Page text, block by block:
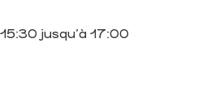
jusqu'à 17:00